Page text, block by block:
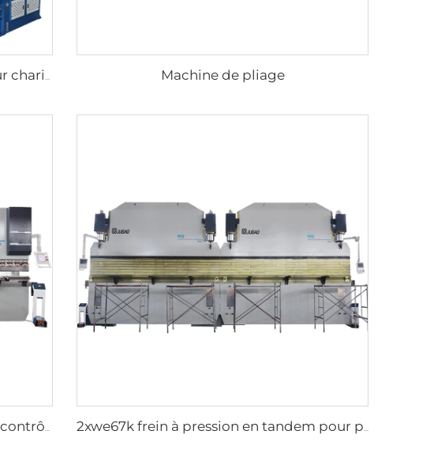
Machine de pliage